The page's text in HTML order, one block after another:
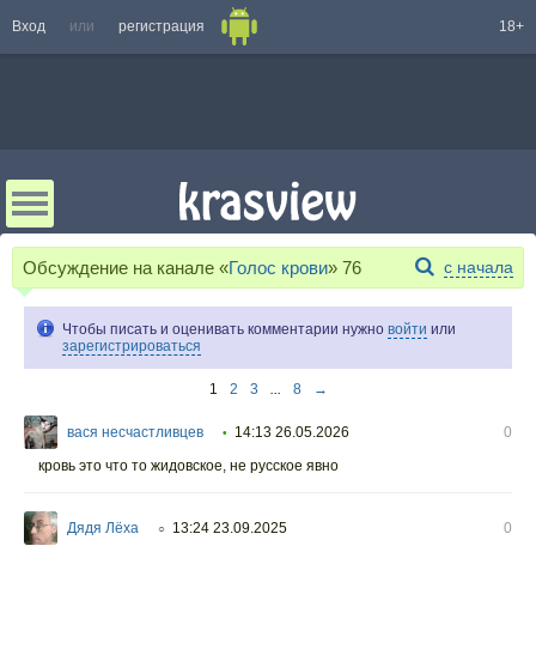
Вход или регистрация 18+
Обсуждение на канале «Голос крови» 76 с начала
Чтобы писать и оценивать комментарии нужно войти или
зарегистрироваться
1 2 3 ... 8 →
вася несчастливцев • 14:13 26.05.2026
0
кровь это что то жидовское, не русское явно
Дядя Лёха ○ 13:24 23.09.2025 0